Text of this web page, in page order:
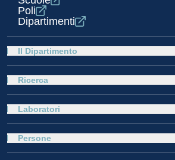
Poli
Dipartimenti
Il Dipartimento
Ricerca
Laboratori
Persone